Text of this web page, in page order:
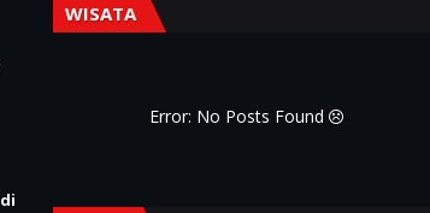
WISATA
Error: No Posts Found